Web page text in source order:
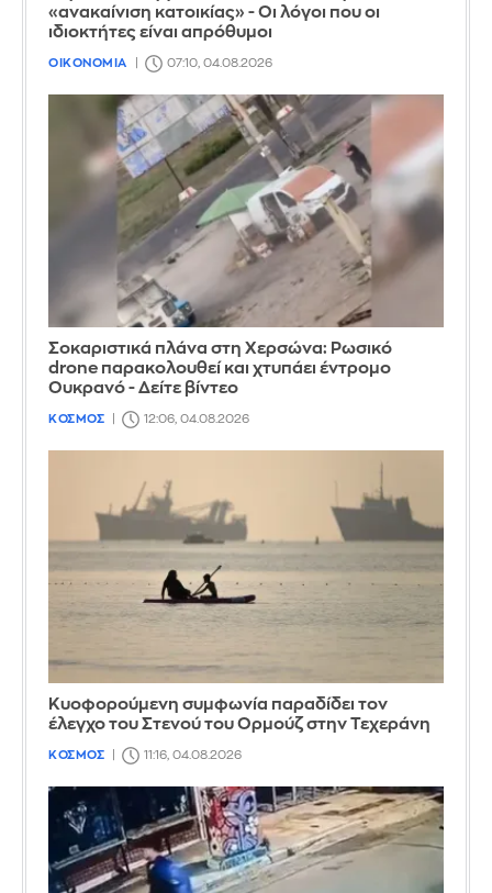
«ανακαίνιση κατοικίας» - Οι λόγοι που οι
ιδιοκτήτες είναι απρόθυμοι
ΟΙΚΟΝΟΜΙΑ 07:10, 04.08.2026
Σοκαριστικά πλάνα στη Χερσώνα: Ρωσικό
drone παρακολουθεί και χτυπάει έντρομο
Ουκρανό - Δείτε βίντεο
ΚΟΣΜΟΣ 12:06, 04.08.2026
Κυοφορούμενη συμφωνία παραδίδει τον
έλεγχο του Στενού του Ορμούζ στην Τεχεράνη
ΚΟΣΜΟΣ 11:16, 04.08.2026